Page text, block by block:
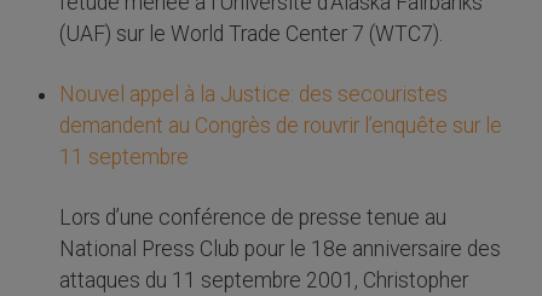
(UAF) sur le World Trade Center 7 (WTC7).
Nouvel appel à la Justice: des secouristes
demandent au Congrès de rouvrir l’enquête sur le
11 septembre
Lors d’une conférence de presse tenue au
National Press Club pour le 18e anniversaire des
attaques du 11 septembre 2001, Christopher